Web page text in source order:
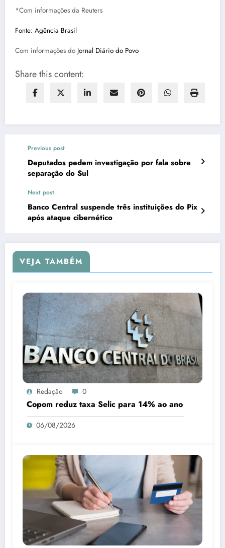
*Com informações da Reuters
Fonte: Agência Brasil
Com informações do Jornal Diário do Povo
Share this content:
Previous post
Deputados pedem investigação por fala sobre
separação do Sul
Next post
Banco Central suspende três instituições do Pix
após ataque cibernético
VEJA TAMBÉM
Redação 0
Copom reduz taxa Selic para 14% ao ano
06/08/2026